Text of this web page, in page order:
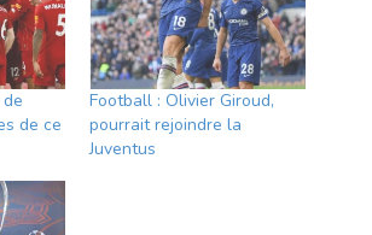
de ce
Football : Olivier Giroud,
pourrait rejoindre la
Juventus